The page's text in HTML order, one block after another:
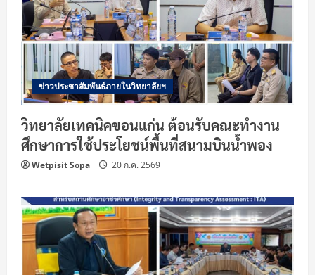
ข่าวประชาสัมพันธ์ภายในวิทยาลัยฯ
วิทยาลัยเทคนิคขอนแก่น ต้อนรับคณะทำงาน
ศึกษาการใช้ประโยชน์พื้นที่สนามบินน้ำพอง
Wetpisit Sopa 20 ก.ค. 2569